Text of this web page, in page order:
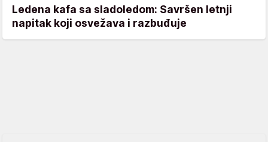
Ledena kafa sa sladoledom: Savršen letnji
napitak koji osvežava i razbuđuje